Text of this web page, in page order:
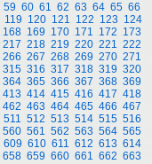
59 60 61 62 63 64 65 66
119 120 121 122 123 124
168 169 170 171 172 173
217 218 219 220 221 222
266 267 268 269 270 271
315 316 317 318 319 320
364 365 366 367 368 369
413 414 415 416 417 418
462 463 464 465 466 467
511 512 513 514 515 516
560 561 562 563 564 565
609 610 611 612 613 614
658 659 660 661 662 663